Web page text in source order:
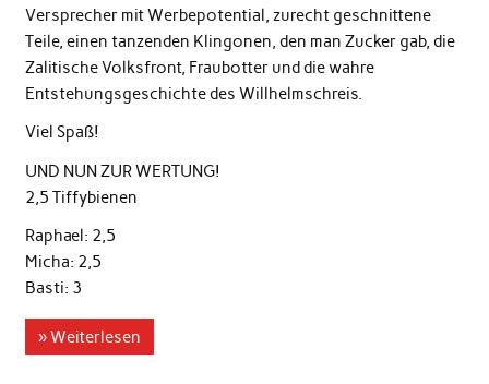
Versprecher mit Werbepotential, zurecht geschnittene
Teile, einen tanzenden Klingonen, den man Zucker gab, die
Zalitische Volksfront, Fraubotter und die wahre
Entstehungsgeschichte des Willhelmschreis.
Viel Spaß!
UND NUN ZUR WERTUNG!
2,5 Tiffybienen
Raphael: 2,5
Micha: 2,5
Basti: 3
» Weiterlesen